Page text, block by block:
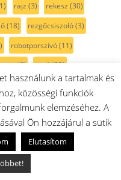
rajz (3) rekesz (30)
(18) rezgőcsiszoló(3)
robotporszívó(11)
(3) rugó(30)
résszívó(18)
rózsaszín(2)
rúdmixerszár(20)
(1)
6(6)
használunk a tartalmak és
közösségi funkciók
elemzéséhez. A
Ön hozzájárul a sütik
Elutasítom